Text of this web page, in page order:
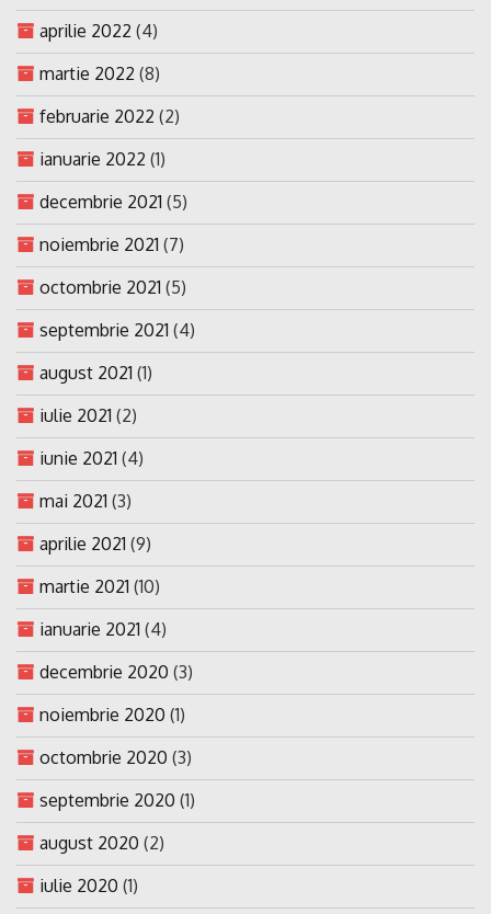
aprilie 2022 (4)
martie 2022 (8)
februarie 2022 (2)
ianuarie 2022 (1)
decembrie 2021 (5)
noiembrie 2021 (7)
octombrie 2021 (5)
septembrie 2021 (4)
august 2021 (1)
iulie 2021 (2)
iunie 2021 (4)
mai 2021 (3)
aprilie 2021 (9)
martie 2021 (10)
ianuarie 2021 (4)
decembrie 2020 (3)
noiembrie 2020 (1)
octombrie 2020 (3)
septembrie 2020 (1)
august 2020 (2)
iulie 2020 (1)